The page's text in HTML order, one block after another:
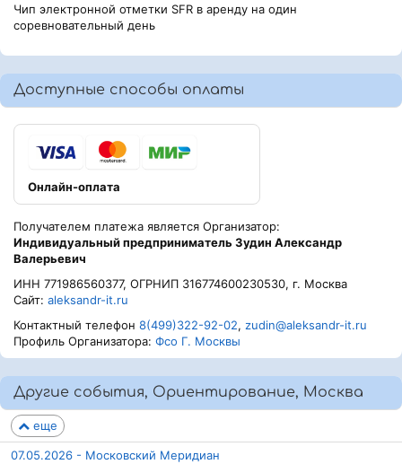
Чип электронной отметки SFR в аренду на один
соревновательный день
Доступные способы оплаты
Онлайн-оплата
Получателем платежа является Организатор:
Индивидуальный предприниматель Зудин Александр
Валерьевич
ИНН 771986560377, ОГРНИП 316774600230530, г. Москва
Сайт: aleksandr-it.ru
Контактный телефон 8(499)322-92-02, zudin@aleksandr-it.ru
Профиль Организатора: Фсо Г. Москвы
Другие события, Ориентирование, Москва
еще
07.05.2026 - Московский Меридиан